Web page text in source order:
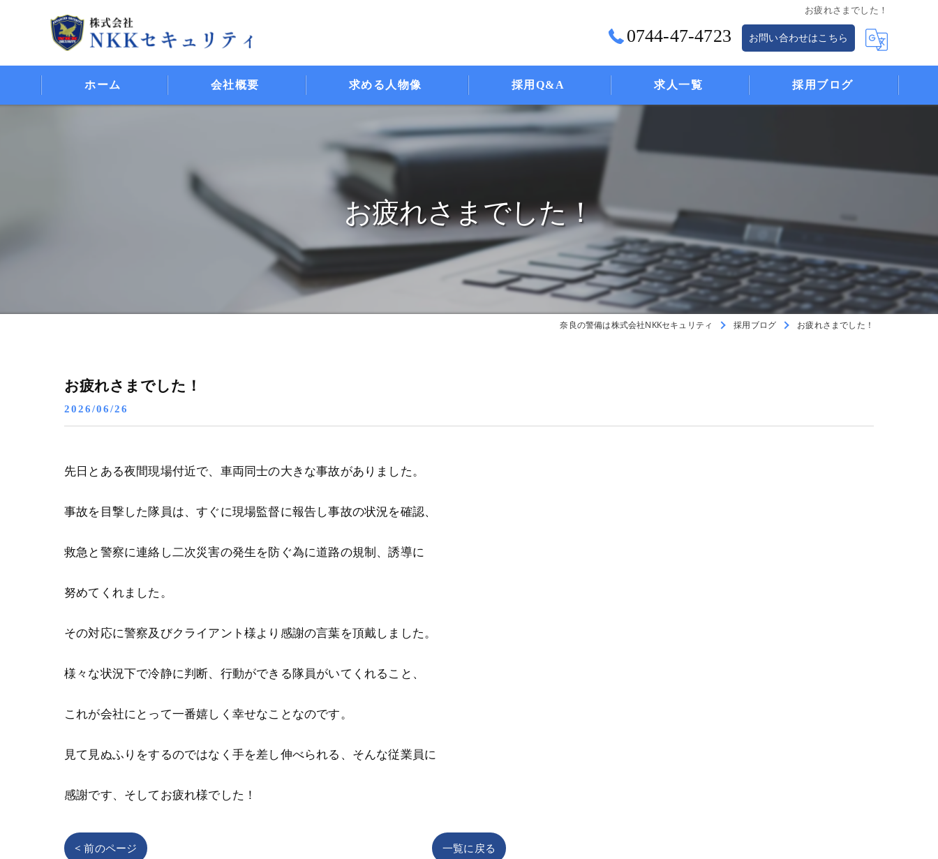
お疲れさまでした！
0744-47-4723 お問い合わせはこちら
ホーム 会社概要
事業案内
求める人物像 採用Q&A 求人一覧 採用ブログ
お疲れさまでした！
奈良の警備は株式会社NKKセキュリティ 採用ブログ お疲れさまでした！
お疲れさまでした！
2026/06/26
先日とある夜間現場付近で、車両同士の大きな事故がありました。
事故を目撃した隊員は、すぐに現場監督に報告し事故の状況を確認、
救急と警察に連絡し二次災害の発生を防ぐ為に道路の規制、誘導に
努めてくれました。
その対応に警察及びクライアント様より感謝の言葉を頂戴しました。
様々な状況下で冷静に判断、行動ができる隊員がいてくれること、
これが会社にとって一番嬉しく幸せなことなのです。
見て見ぬふりをするのではなく手を差し伸べられる、そんな従業員に
感謝です、そしてお疲れ様でした！
< 前のページ 一覧に戻る